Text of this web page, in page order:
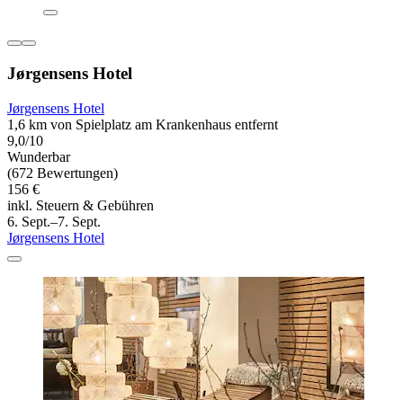
Jørgensens Hotel
Jørgensens Hotel
1,6 km von Spielplatz am Krankenhaus entfernt
9,0/10
Wunderbar
(672 Bewertungen)
156 €
inkl. Steuern & Gebühren
6. Sept.–7. Sept.
Jørgensens Hotel